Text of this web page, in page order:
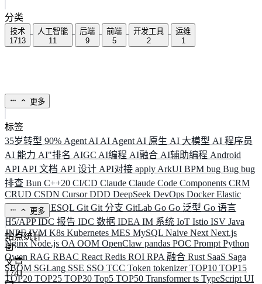
分类
技术
1713
人工智能
11
后端
9
前端
5
开发工具
2
运维
1
更多
标签
35岁转型 90% Agent AI AI Agent AI 原生 AI 大模型 AI 程序员
AI 能力 AI"排名 AIGC AI编程 AI融合 AI辅助编程 Android
API API 文档 API 设计 API对接 apply ArkUI BPM bug Bug bug
排查 Bun C++20 CI/CD Claude Claude Code Components CRM
CRUD CSDN CursorDDD DeepSeek DevOps DockerElastic
ELK ElysiaESQL Git Git 分支 GitLab Go Go 泛型 Go 语言
H5/APPIDC 报告 IDC 数据 IDEA IM 系统 IoT Istio ISV Java
JNPFJVM K8s Kubernetes MES MySQL Naive Next Next.js
NginxNode.js OA OOM OpenClaw pandas POC Prompt Python
Qwen RAG RBAC React Redis ROI RPA 融合 Rust SaaS Saga
SBOM SGLang SSE SSO TCC Token tokenizerTOP10 TOP15
TOP20 TOP25 TOP30 Top5 TOP50 Transformerts TypeScript UI
更多
站点统计
文章
1741